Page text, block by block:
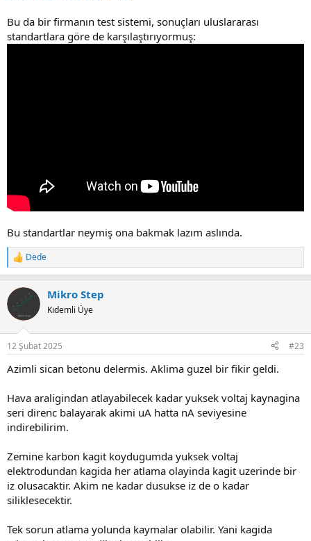
Bu da bir firmanın test sistemi, sonuçları uluslararası
standartlara göre de karşılaştırıyormuş:
Bu standartlar neymiş ona bakmak lazım aslında.
R
e
c
t
i
s
Dede
Mikro Step
Kıdemli Üye
12 Şubat 2025 #23
Azimli sican betonu delermis. Aklima guzel bir fikir geldi.
Hava araligindan atlayabilecek kadar yuksek voltaj kaynagina
seri direnc balayarak akimi uA hatta nA seviyesine
indirebilirim.
Zemine karbon kagit koydugumda yuksek voltaj
elektrodundan kagida her atlama olayinda kagit uzerinde bir
iz olusacaktir. Akim ne kadar dusukse iz de o kadar
siliklesecektir.
Tek sorun atlama yolunda kaymalar olabilir. Yani kagida